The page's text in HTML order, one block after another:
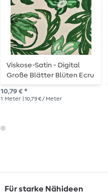
Viskose-Satin - Digital
Große Blätter Blüten Ecru
Grün
10,79 € *
1 Meter | 10,79 € / Meter
Für starke Nähideen